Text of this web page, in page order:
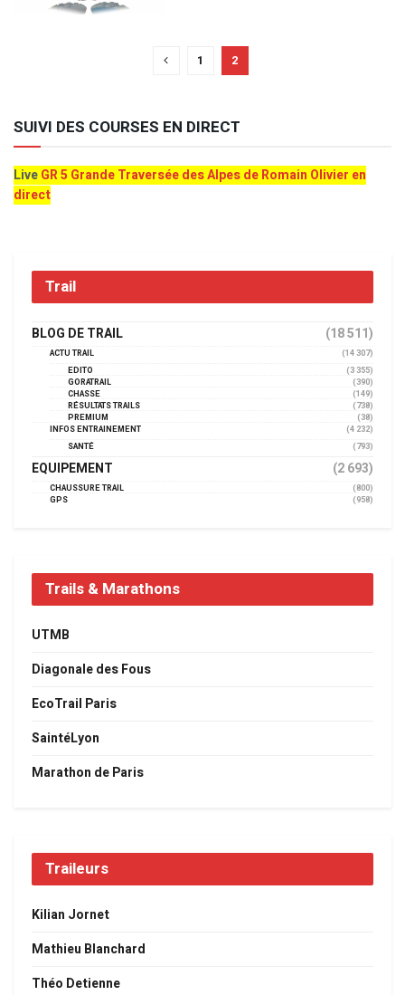
1 2
SUIVI DES COURSES EN DIRECT
LiveGR 5 Grande Traversée des Alpes de Romain Olivier en
direct
Trail
BLOG DE TRAIL (18 511)
ACTU TRAIL
(14 307)
EDITO
(3 355)
GORATRAIL
(390)
CHASSE
(149)
RÉSULTATS TRAILS
(738)
PREMIUM
(38)
INFOS ENTRAINEMENT
(4 232)
SANTÉ
(793)
EQUIPEMENT (2 693)
CHAUSSURE TRAIL
(800)
GPS
(958)
Trails & Marathons
UTMB
Diagonale des Fous
EcoTrail Paris
SaintéLyon
Marathon de Paris
Traileurs
Kilian Jornet
Mathieu Blanchard
Théo Detienne